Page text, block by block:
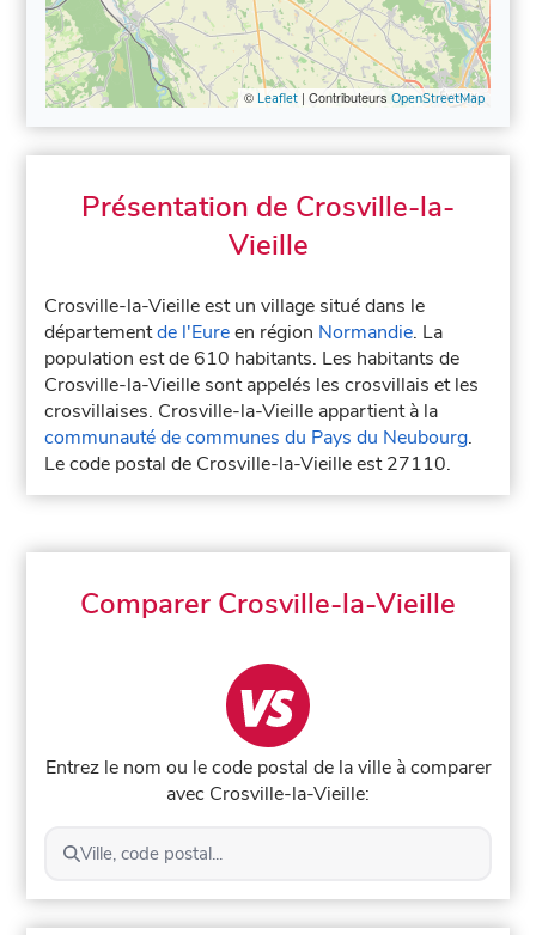
© Leaflet| Contributeurs OpenStreetMap
Présentation de Crosville-la-
Vieille
Crosville-la-Vieille est un village situé dans le
départementde l'Eureen région Normandie. La
population est de 610 habitants. Les habitants de
Crosville-la-Vieille sont appelés les crosvillais et les
crosvillaises. Crosville-la-Vieille appartient à la
communauté de communes du Pays du Neubourg.
Le code postal de Crosville-la-Vieille est 27110.
Comparer Crosville-la-Vieille
Entrez le nom ou le code postal de la ville à comparer
avec Crosville-la-Vieille:
Ville, code postal...